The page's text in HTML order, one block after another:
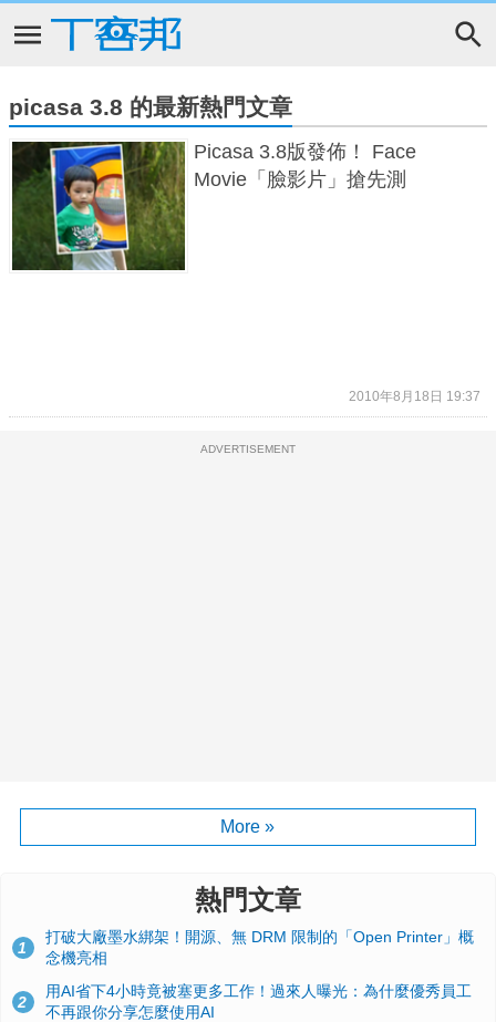
picasa 3.8 的最新熱門文章
Picasa 3.8版發佈！ Face
Movie「臉影片」搶先測
2010年8月18日 19:37
ADVERTISEMENT
More »
熱門文章
1
打破大廠墨水綁架！開源、無 DRM 限制的「Open Printer」概
念機亮相
2
用AI省下4小時竟被塞更多工作！過來人曝光：為什麼優秀員工
不再跟你分享怎麼使用AI